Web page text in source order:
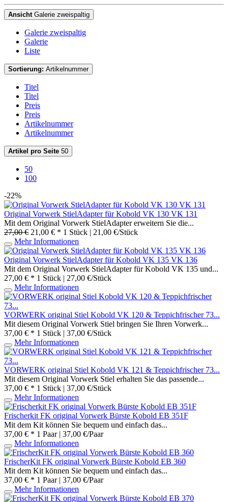
Ansicht Galerie zweispaltig
Galerie zweispaltig
Galerie
Liste
Sortierung: Artikelnummer
Titel
Titel
Preis
Preis
Artikelnummer
Artikelnummer
Artikel pro Seite 50
50
100
-22%
Original Vorwerk StielAdapter für Kobold VK 130 VK 131
Mit dem Original Vorwerk StielAdapter erweitern Sie die...
27,00 € 21,00 € * 1 Stück | 21,00 €/Stück
Mehr Informationen
Original Vorwerk StielAdapter für Kobold VK 135 VK 136
Mit dem Original Vorwerk StielAdapter für Kobold VK 135 und...
27,00 € * 1 Stück | 27,00 €/Stück
Mehr Informationen
VORWERK original Stiel Kobold VK 120 & Teppichfrischer 73...
Mit diesem Original Vorwerk Stiel bringen Sie Ihren Vorwerk...
37,00 € * 1 Stück | 37,00 €/Stück
Mehr Informationen
VORWERK original Stiel Kobold VK 121 & Teppichfrischer 73...
Mit diesem Original Vorwerk Stiel erhalten Sie das passende...
37,00 € * 1 Stück | 37,00 €/Stück
Mehr Informationen
Frischerkit FK original Vorwerk Bürste Kobold EB 351F
Mit dem Kit können Sie bequem und einfach das...
37,00 € * 1 Paar | 37,00 €/Paar
Mehr Informationen
FrischerKit FK original Vorwerk Bürste Kobold EB 360
Mit dem Kit können Sie bequem und einfach das...
37,00 € * 1 Paar | 37,00 €/Paar
Mehr Informationen